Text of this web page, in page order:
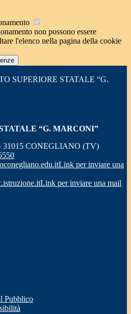
non possono essere
l'elenco nella pagina della cookie
SUPERIORE STATALE “G.
“G. MARCONI”
31015 CONEGLIANO (TV)
Link per inviare una
Link per inviare una mail
Pubblico